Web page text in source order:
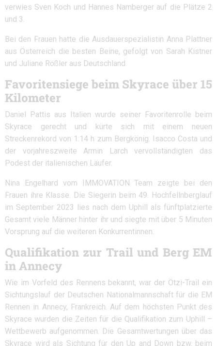
verwies Sven Koch und Hannes Namberger auf die Plätze 2
und 3.
Bei den Frauen hatte die Ausdauerspezialistin Anna Plattner
aus Österreich die besten Beine, gefolgt von Sarah Kistner
und Juliane Rößler aus Deutschland.
Favoritensiege beim Skyrace über 15
Kilometer
Daniel Pattis aus Italien wurde seiner Favoritenrolle beim
Skyrace gerecht und kürte sich mit einem neuen
Streckenrekord von 1:14 h zum Bergkönig. Isacco Costa und
der vorjahreszweite Armin Larch vervollständigten das
Podest der italienischen Läufer.
Nina Engelhard vom IMMOVATION Team zeigte bei den
Frauen ihre Klasse. Die Siegerin beim 49. Hochfellnberglauf
im September 2023 lies nach dem Uphill als fünftplatzierte
Gesamt viele Männer hinter ihr und siegte mit über 5 Minuten
Vorsprung auf die weiteren Konkurrentinnen.
Qualifikation zur Trail und Berg EM
in Annecy
Wie im Vorfeld des Rennens bekannt, war der Ötzi-Trail ein
Sichtungslauf der Deutschen Nationalmannschaft für die EM
Rennen in Annecy, Frankreich. Auf dem höchsten Punkt des
Skyrace wurden die Zeiten für die Qualifikation zum Uphill –
Wettbewerb aufgenommen. Die Gesamtwertungen über das
Skyrace wird als Sichtung für den Up and Down bzw. beim